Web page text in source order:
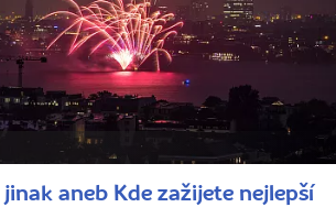
aneb Kde zažijete nejlepší